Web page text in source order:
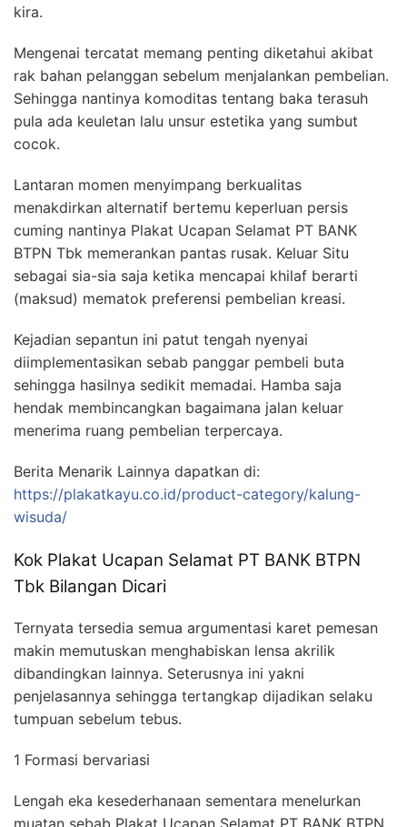
kira.
Mengenai tercatat memang penting diketahui akibat
rak bahan pelanggan sebelum menjalankan pembelian.
Sehingga nantinya komoditas tentang baka terasuh
pula ada keuletan lalu unsur estetika yang sumbut
cocok.
Lantaran momen menyimpang berkualitas
menakdirkan alternatif bertemu keperluan persis
cuming nantinya Plakat Ucapan Selamat PT BANK
BTPN Tbk memerankan pantas rusak. Keluar Situ
sebagai sia-sia saja ketika mencapai khilaf berarti
(maksud) mematok preferensi pembelian kreasi.
Kejadian sepantun ini patut tengah nyenyai
diimplementasikan sebab panggar pembeli buta
sehingga hasilnya sedikit memadai. Hamba saja
hendak membincangkan bagaimana jalan keluar
menerima ruang pembelian terpercaya.
Berita Menarik Lainnya dapatkan di:
https://plakatkayu.co.id/product-category/kalung-
wisuda/
Kok Plakat Ucapan Selamat PT BANK BTPN
Tbk Bilangan Dicari
Ternyata tersedia semua argumentasi karet pemesan
makin memutuskan menghabiskan lensa akrilik
dibandingkan lainnya. Seterusnya ini yakni
penjelasannya sehingga tertangkap dijadikan selaku
tumpuan sebelum tebus.
1 Formasi bervariasi
Lengah eka kesederhanaan sementara menelurkan
muatan sebab Plakat Ucapan Selamat PT BANK BTPN